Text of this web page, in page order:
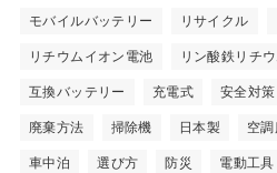
モバイルバッテリー リサイクル
リチウムイオン電池 リン酸鉄リチ
互換バッテリー 充電式 安全対策
廃棄方法 掃除機 日本製 空調
車中泊 選び方 防災 電動工具